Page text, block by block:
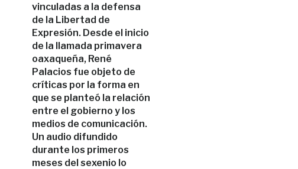
vinculadas a la defensa
de la Libertad de
Expresión. Desde el inicio
de la llamada primavera
oaxaqueña, René
Palacios fue objeto de
críticas por la forma en
que se planteó la relación
entre el gobierno y los
medios de comunicación.
Un audio difundido
durante los primeros
meses del sexenio lo